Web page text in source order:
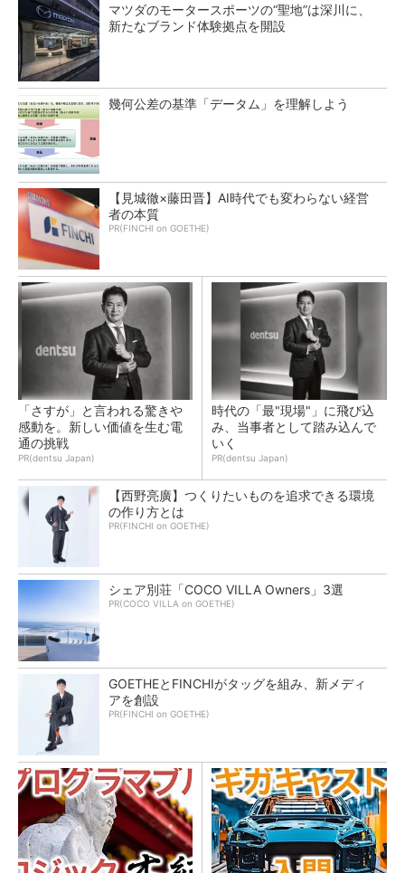
マツダのモータースポーツの“聖地”は深川に、
新たなブランド体験拠点を開設
幾何公差の基準「データム」を理解しよう
【見城徹×藤田晋】AI時代でも変わらない経営
者の本質
PR(FINCHI on GOETHE)
「さすが」と言われる驚きや
感動を。新しい価値を生む電
通の挑戦
PR(dentsu Japan)
時代の「最"現場"」に飛び込
み、当事者として踏み込んで
いく
PR(dentsu Japan)
【西野亮廣】つくりたいものを追求できる環境
の作り方とは
PR(FINCHI on GOETHE)
シェア別荘「COCO VILLA Owners」3選
PR(COCO VILLA on GOETHE)
GOETHEとFINCHIがタッグを組み、新メディ
アを創設
PR(FINCHI on GOETHE)